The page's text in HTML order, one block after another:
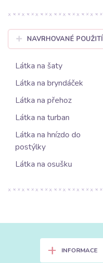
NAVRHOVANÉ POUŽITÍ
Látka na šaty
Látka na bryndáček
Látka na přehoz
Látka na turban
Látka na hnízdo do
postýlky
Látka na osušku
+ INFORMACE